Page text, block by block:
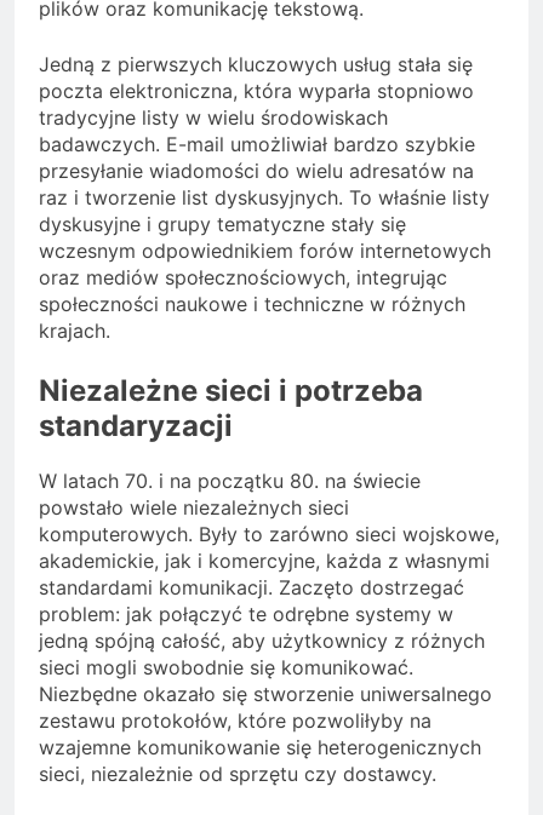
plików oraz komunikację tekstową.
Jedną z pierwszych kluczowych usług stała się
poczta elektroniczna, która wyparła stopniowo
tradycyjne listy w wielu środowiskach
badawczych. E-mail umożliwiał bardzo szybkie
przesyłanie wiadomości do wielu adresatów na
raz i tworzenie list dyskusyjnych. To właśnie listy
dyskusyjne i grupy tematyczne stały się
wczesnym odpowiednikiem forów internetowych
oraz mediów społecznościowych, integrując
społeczności naukowe i techniczne w różnych
krajach.
Niezależne sieci i potrzeba
standaryzacji
W latach 70. i na początku 80. na świecie
powstało wiele niezależnych sieci
komputerowych. Były to zarówno sieci wojskowe,
akademickie, jak i komercyjne, każda z własnymi
standardami komunikacji. Zaczęto dostrzegać
problem: jak połączyć te odrębne systemy w
jedną spójną całość, aby użytkownicy z różnych
sieci mogli swobodnie się komunikować.
Niezbędne okazało się stworzenie uniwersalnego
zestawu protokołów, które pozwoliłyby na
wzajemne komunikowanie się heterogenicznych
sieci, niezależnie od sprzętu czy dostawcy.